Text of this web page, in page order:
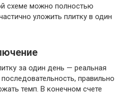
схеме можно полностью
уложить плитку в один
за один день — реальная
правильно
темп. В конечном счете